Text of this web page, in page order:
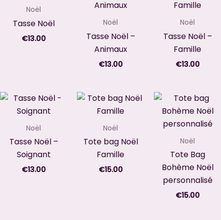
Noël
Tasse Noël
€13.00
Noël
Tasse Noël –
Animaux
€13.00
Noël
Tasse Noël –
Famille
€13.00
Noël
Tasse Noël –
Soignant
€13.00
Noël
Tote bag Noël
Famille
€15.00
Noël
Tote Bag
Bohème Noël
personnalisé
€15.00